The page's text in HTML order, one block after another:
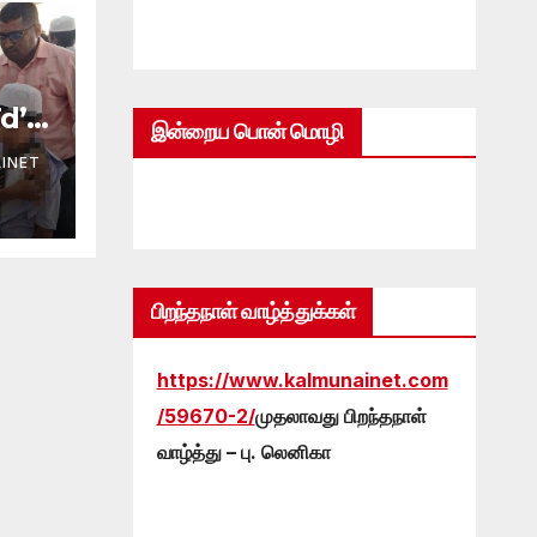
இன்றைய பொன் மொழி
பிறந்தநாள் வாழ்த்துக்கள்
https://www.kalmunainet.com
/59670-2/முதலாவது பிறந்தநாள்
வாழ்த்து – பு. லெனிகா